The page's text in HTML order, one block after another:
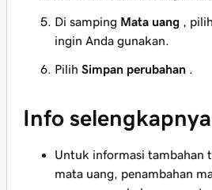
Di samping Mata uang ,
ingin Anda gunakan.
Pilih Simpan perubahan
Info selengkapnya
Untuk informasi tambahan
mata uang, penambahan